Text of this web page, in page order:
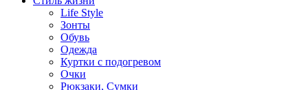
Life Style
Зонты
Обувь
Одежда
Куртки с подогревом
Очки
Рюкзаки, Сумки